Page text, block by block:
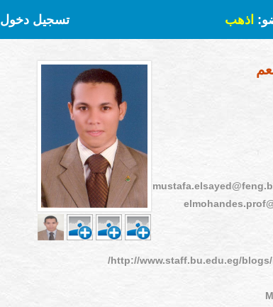
اذهب تسجيل دخول
http://www.staff.bu.edu.eg/